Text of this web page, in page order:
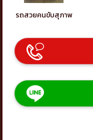
รถสวยคนขับสุภาพ